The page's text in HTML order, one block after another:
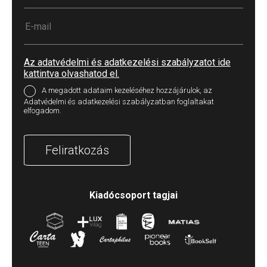
Az adatvédelmi és adatkezelési szabályzatot ide
kattintva olvashatod el.
A megadott adataim kezeléséhez hozzájárulok, az
Adatvédelmi és adatkezelési szabályzatban foglaltakat
elfogadom.
Feliratkozás
Kiadócsoport tagjai